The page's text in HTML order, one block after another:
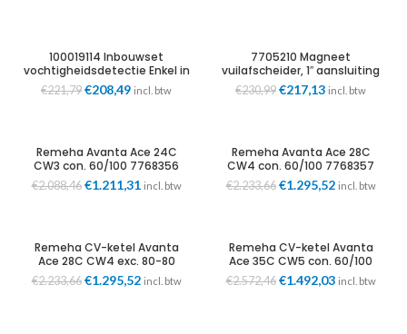
100019114 Inbouwset
vochtigheidsdetectie Enkel in
combinatie bij gebruik van
actieve koeling Remeha
€221,79 Oorspronkelijke
€208,49 Huidige
incl. btw
7705210 Magneet
vuilafscheider, 1″ aansluiting
Elga Ace Remeha
€230,99 Oorspronkelijke
€217,13 Huidige
incl. btw
Remeha Avanta Ace 24C
CW3 con. 60/100 7768356
€2.088,46 Oorspronkelijke
€1.211,31Huidige
incl. btw
Remeha Avanta Ace 28C
CW4 con. 60/100 7768357
€2.233,66 Oorspronkelijke
€1.295,52Huidige
incl. btw
Remeha CV-ketel Avanta
Ace 28C CW4 exc. 80-80
7768361
€2.233,66 Oorspronkelijke
€1.295,52Huidige
incl. btw
Remeha CV-ketel Avanta
Ace 35C CW5 con. 60/100
7768358
€2.572,46 Oorspronkelijke
€1.492,03Huidige
incl. btw